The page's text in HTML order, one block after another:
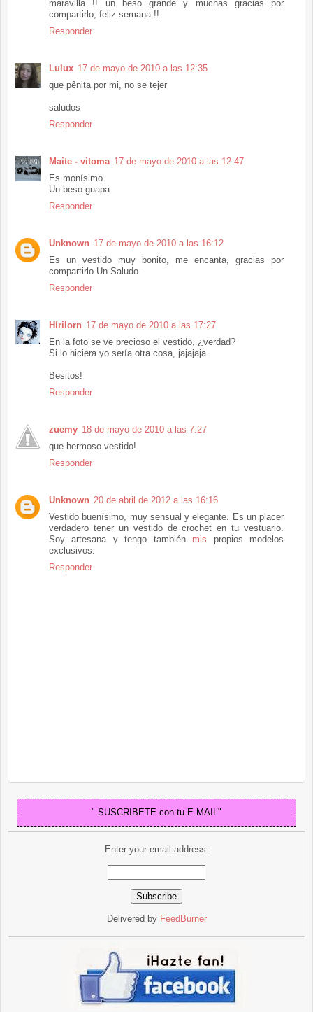
maravilla !! un beso grande y muchas gracias por
compartirlo, feliz semana !!
Responder
Lulux 17 de mayo de 2010 a las 12:35
que pênita por mi, no se tejer
saludos
Responder
Maite - vitoma 17 de mayo de 2010 a las 12:47
Es monísimo.
Un beso guapa.
Responder
Unknown 17 de mayo de 2010 a las 16:12
Es un vestido muy bonito, me encanta, gracias por
compartirlo.Un Saludo.
Responder
Hírilorn 17 de mayo de 2010 a las 17:27
En la foto se ve precioso el vestido, ¿verdad?
Si lo hiciera yo sería otra cosa, jajajaja.
Besitos!
Responder
zuemy 18 de mayo de 2010 a las 7:27
que hermoso vestido!
Responder
Unknown 20 de abril de 2012 a las 16:16
Vestido buenísimo, muy sensual y elegante. Es un placer
verdadero tener un vestido de crochet en tu vestuario.
Soy artesana y tengo también mis propios modelos
exclusivos.
Responder
" SUSCRIBETE con tu E-MAIL"
Enter your email address:
Delivered by FeedBurner